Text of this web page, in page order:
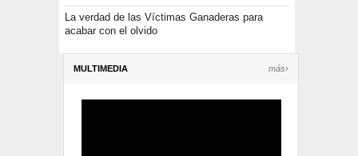
La verdad de las Víctimas Ganaderas para
acabar con el olvido
MULTIMEDIA más›